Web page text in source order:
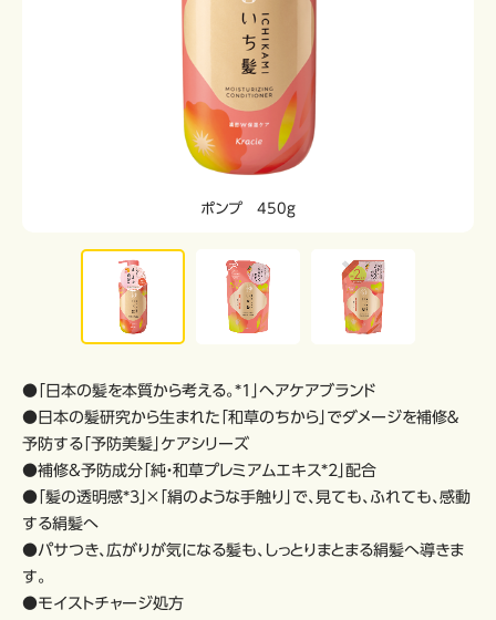
●「日本の髪を本質から考える。*1」ヘアケアブランド
●日本の髪研究から生まれた「和草のちから」でダメージを補修＆
予防する「予防美髪」ケアシリーズ
●補修&予防成分「純・和草プレミアムエキス*2」配合
●「髪の透明感*3」×「絹のような手触り」で、見ても、ふれても、感動
する絹髪へ
●パサつき、広がりが気になる髪も、しっとりまとまる絹髪へ導きま
す。
●モイストチャージ処方
ポンプ 450g